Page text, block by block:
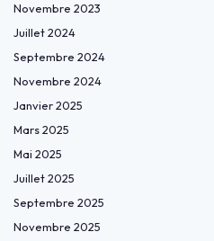
Novembre 2023
Juillet 2024
Septembre 2024
Novembre 2024
Janvier 2025
Mars 2025
Mai 2025
Juillet 2025
Septembre 2025
Novembre 2025